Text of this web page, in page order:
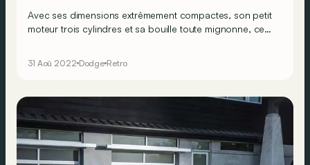
Avec ses dimensions extrêmement compactes, son petit
moteur trois cylindres et sa bouille toute mignonne, ce
en production.
31 Aoû 2022 Dodge Retro